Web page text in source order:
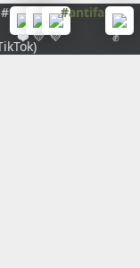
#
#antifa